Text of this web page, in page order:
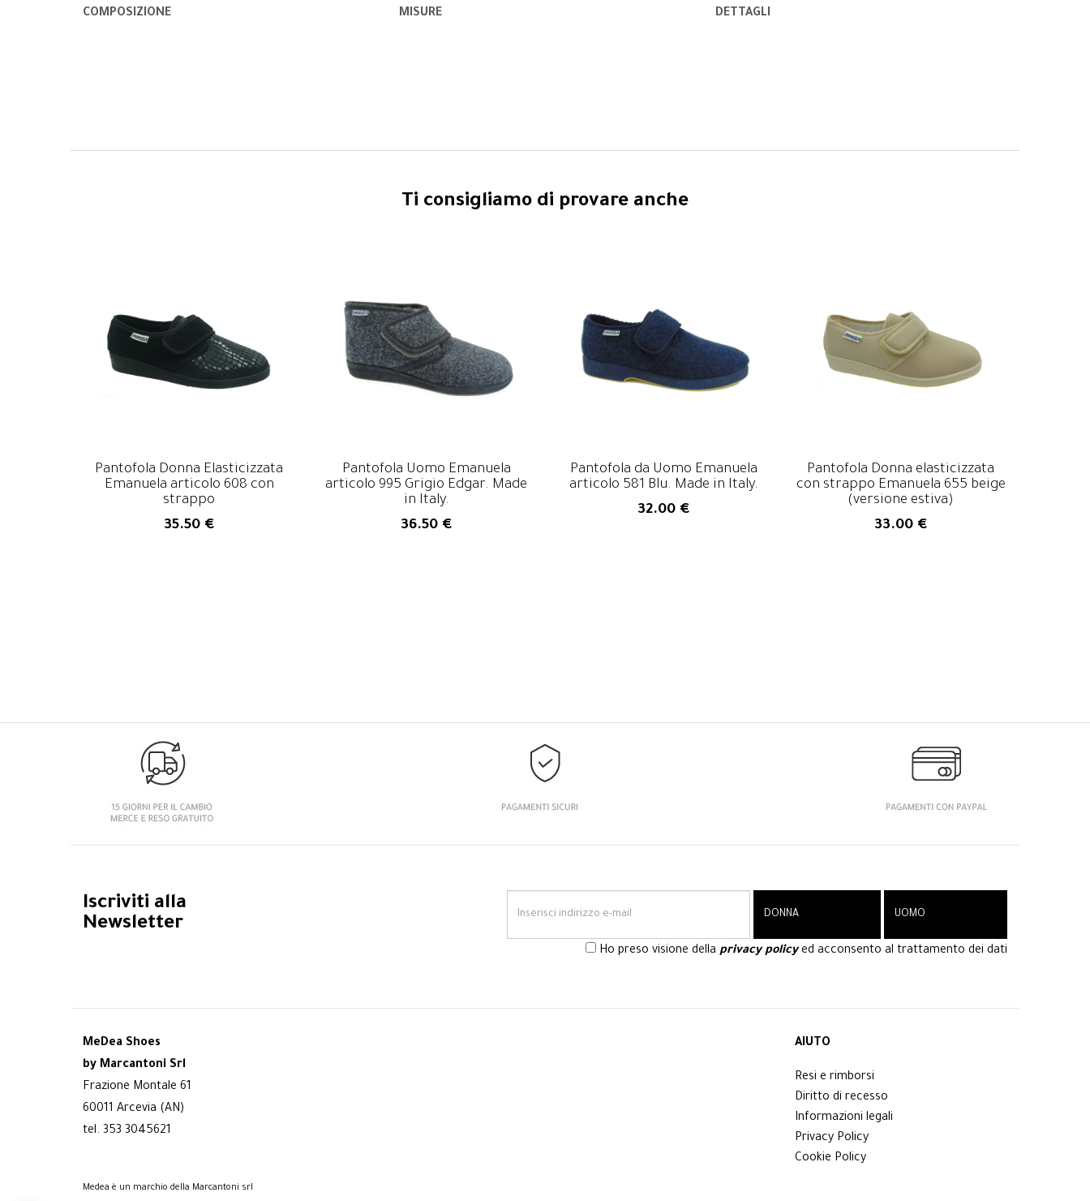
COMPOSIZIONE MISURE DETTAGLI
Ti consigliamo di provare anche
Pantofola Donna Elasticizzata
Emanuela articolo 608 con
strappo
35.50 €
Pantofola Uomo Emanuela
articolo 995 Grigio Edgar. Made
in Italy.
36.50 €
Pantofola da Uomo Emanuela
articolo 581 Blu. Made in Italy.
32.00 €
Pantofola Donna elasticizzata
con strappo Emanuela 655 beige
(versione estiva)
33.00 €
Iscriviti alla
Newsletter
Ho preso visione della privacy policyed acconsento al trattamento dei dati
MeDea Shoes
by Marcantoni Srl
Frazione Montale 61
60011 Arcevia (AN)
tel. 353 3045621
Medea è un marchio della Marcantoni srl
AIUTO
Resi e rimborsi
Diritto di recesso
Informazioni legali
Privacy Policy
Cookie Policy